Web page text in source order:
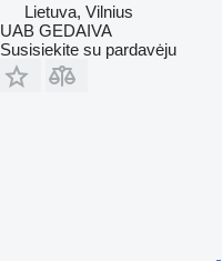
Lietuva, Vilnius
UAB GEDAIVA
Susisiekite su pardavėju